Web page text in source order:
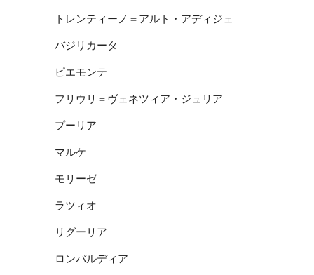
トレンティーノ＝アルト・アディジェ
バジリカータ
ピエモンテ
フリウリ＝ヴェネツィア・ジュリア
プーリア
マルケ
モリーゼ
ラツィオ
リグーリア
ロンバルディア